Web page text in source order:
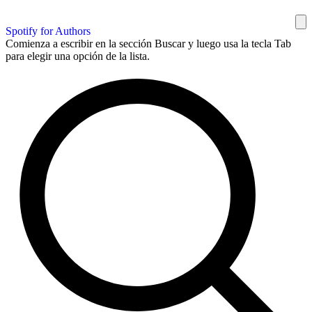
Spotify for Authors
Comienza a escribir en la sección Buscar y luego usa la tecla Tab
para elegir una opción de la lista.